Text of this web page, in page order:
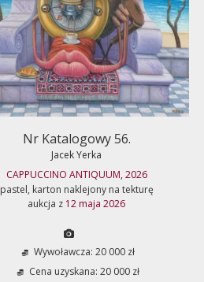
Nr Katalogowy 56.
Jacek Yerka
CAPPUCCINO ANTIQUUM, 2026
pastel, karton naklejony na tekturę
aukcja z 12 maja 2026
Wywoławcza: 20 000 zł
Cena uzyskana: 20 000 zł